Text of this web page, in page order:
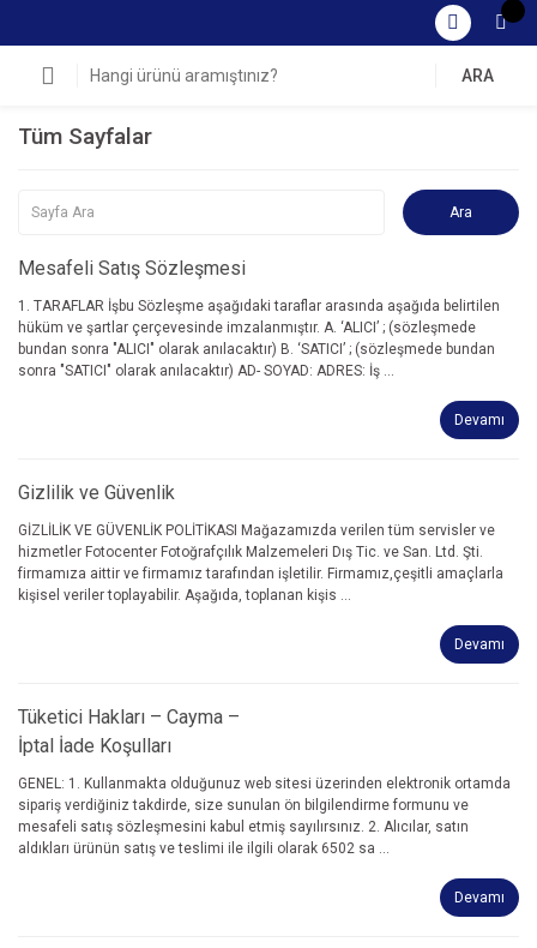
ARA
Tüm Sayfalar
Mesafeli Satış Sözleşmesi
1. TARAFLAR İşbu Sözleşme aşağıdaki taraflar arasında aşağıda belirtilen
hüküm ve şartlar çerçevesinde imzalanmıştır. A. ‘ALICI’ ; (sözleşmede
bundan sonra "ALICI" olarak anılacaktır) B. ‘SATICI’ ; (sözleşmede bundan
sonra "SATICI" olarak anılacaktır) AD- SOYAD: ADRES: İş ...
Devamı
Gizlilik ve Güvenlik
GİZLİLİK VE GÜVENLİK POLİTİKASI Mağazamızda verilen tüm servisler ve
hizmetler Fotocenter Fotoğrafçılık Malzemeleri Dış Tic. ve San. Ltd. Şti.
firmamıza aittir ve firmamız tarafından işletilir. Firmamız,çeşitli amaçlarla
kişisel veriler toplayabilir. Aşağıda, toplanan kişis ...
Devamı
Tüketici Hakları – Cayma –
İptal İade Koşulları
GENEL: 1. Kullanmakta olduğunuz web sitesi üzerinden elektronik ortamda
sipariş verdiğiniz takdirde, size sunulan ön bilgilendirme formunu ve
mesafeli satış sözleşmesini kabul etmiş sayılırsınız. 2. Alıcılar, satın
aldıkları ürünün satış ve teslimi ile ilgili olarak 6502 sa ...
Devamı